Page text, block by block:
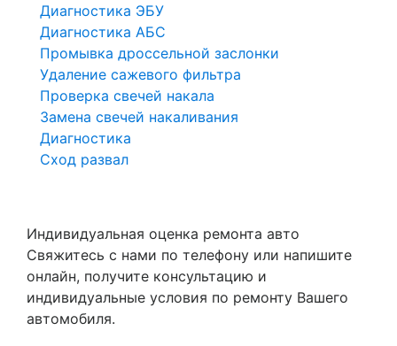
Диагностика ЭБУ
Диагностика АБС
Промывка дроссельной заслонки
Удаление сажевого фильтра
Проверка свечей накала
Замена свечей накаливания
Диагностика
Сход развал
Индивидуальная оценка ремонта авто
Свяжитесь с нами по телефону или напишите
онлайн, получите консультацию и
индивидуальные условия по ремонту Вашего
автомобиля.